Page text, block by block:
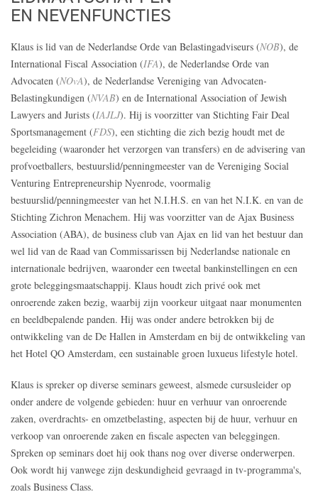
EN NEVENFUNCTIES
Klaus is lid van de Nederlandse Orde van Belastingadviseurs (NOB), de
International Fiscal Association (IFA), de Nederlandse Orde van
Advocaten (NOvA), de Nederlandse Vereniging van Advocaten-
Belastingkundigen (NVAB) en de International Association of Jewish
Lawyers and Jurists (IAJLJ). Hij is voorzitter van Stichting Fair Deal
Sportsmanagement (FDS), een stichting die zich bezig houdt met de
begeleiding (waaronder het verzorgen van transfers) en de advisering van
profvoetballers, bestuurslid/penningmeester van de Vereniging Social
Venturing Entrepreneurship Nyenrode, voormalig
bestuurslid/penningmeester van het N.I.H.S. en van het N.I.K. en van de
Stichting Zichron Menachem. Hij was voorzitter van de Ajax Business
Association (ABA), de business club van Ajax en lid van het bestuur dan
wel lid van de Raad van Commissarissen bij Nederlandse nationale en
internationale bedrijven, waaronder een tweetal bankinstellingen en een
grote beleggingsmaatschappij. Klaus houdt zich privé ook met
onroerende zaken bezig, waarbij zijn voorkeur uitgaat naar monumenten
en beeldbepalende panden. Hij was onder andere betrokken bij de
ontwikkeling van de De Hallen in Amsterdam en bij de ontwikkeling van
het Hotel QO Amsterdam, een sustainable groen luxueus lifestyle hotel.
Klaus is spreker op diverse seminars geweest, alsmede cursusleider op
onder andere de volgende gebieden: huur en verhuur van onroerende
zaken, overdrachts- en omzetbelasting, aspecten bij de huur, verhuur en
verkoop van onroerende zaken en fiscale aspecten van beleggingen.
Spreken op seminars doet hij ook thans nog over diverse onderwerpen.
Ook wordt hij vanwege zijn deskundigheid gevraagd in tv-programma's,
zoals Business Class.